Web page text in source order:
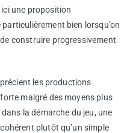
une proposition
bien lorsqu’on
construire progressivement
les productions
malgré des moyens plus
la démarche du jeu, une
plutôt qu’un simple